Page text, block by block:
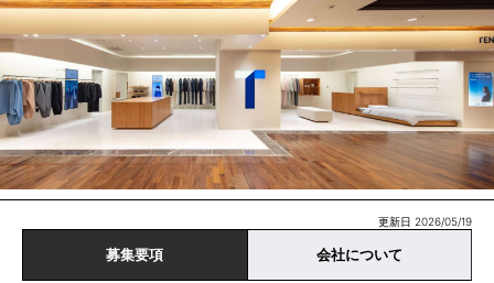
更新日 2026/05/19
募集要項 会社について